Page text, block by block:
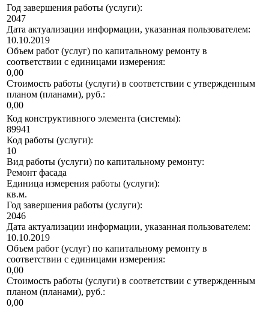
Год завершения работы (услуги):
2047
Дата актуализации информации, указанная пользователем:
10.10.2019
Объем работ (услуг) по капитальному ремонту в
соответствии с единицами измерения:
0,00
Стоимость работы (услуги) в соответствии с утвержденным
планом (планами), руб.:
0,00
Код конструктивного элемента (системы):
89941
Код работы (услуги):
10
Вид работы (услуги) по капитальному ремонту:
Ремонт фасада
Единица измерения работы (услуги):
кв.м.
Год завершения работы (услуги):
2046
Дата актуализации информации, указанная пользователем:
10.10.2019
Объем работ (услуг) по капитальному ремонту в
соответствии с единицами измерения:
0,00
Стоимость работы (услуги) в соответствии с утвержденным
планом (планами), руб.:
0,00